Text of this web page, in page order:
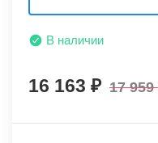
В наличии
16 163 17 959